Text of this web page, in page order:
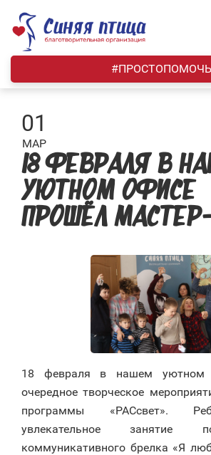
content
#ПРОСТОПОМОЧЬ
01
МАР
18 ФЕВРАЛЯ В
УЮТНОМ ОФИСЕ
ПРОШЁЛ
18 февраля в нашем уютном
очередное творческое
программы «РАСсвет».
увлекательное занятие
коммуникативного брелка «Я